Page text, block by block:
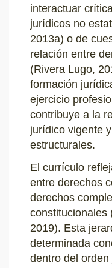
interactuar
jurídicos no
2013a) o de
relación entre
(Rivera Lugo,
formación
ejercicio
contribuye a la
jurídico vigente
estructurales.
El currículo
entre derechos
derechos
constitucionales
2019). Esta
determinada
dentro del